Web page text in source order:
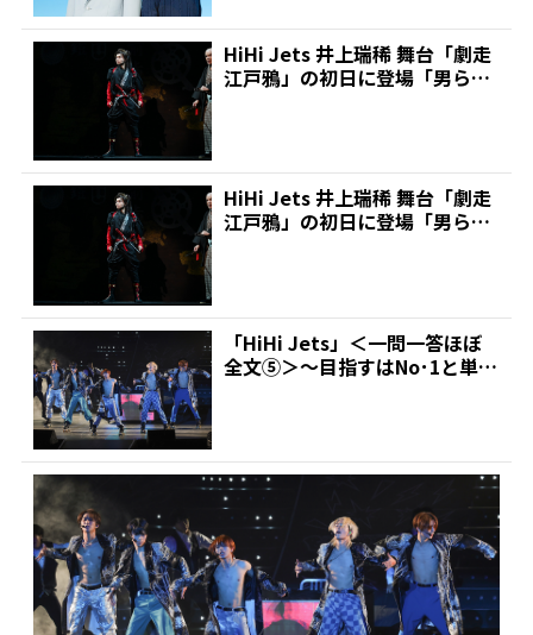
HiHi Jets 井上瑞稀 舞台「劇走
江戸鴉」の初日に登場「男らし
HiHi Jets 井上瑞稀 舞台「劇走
江戸鴉」の初日に登場「男らし
「HiHi Jets」＜一問一答ほぼ
全文⑤＞～目指すはNo･1と単独